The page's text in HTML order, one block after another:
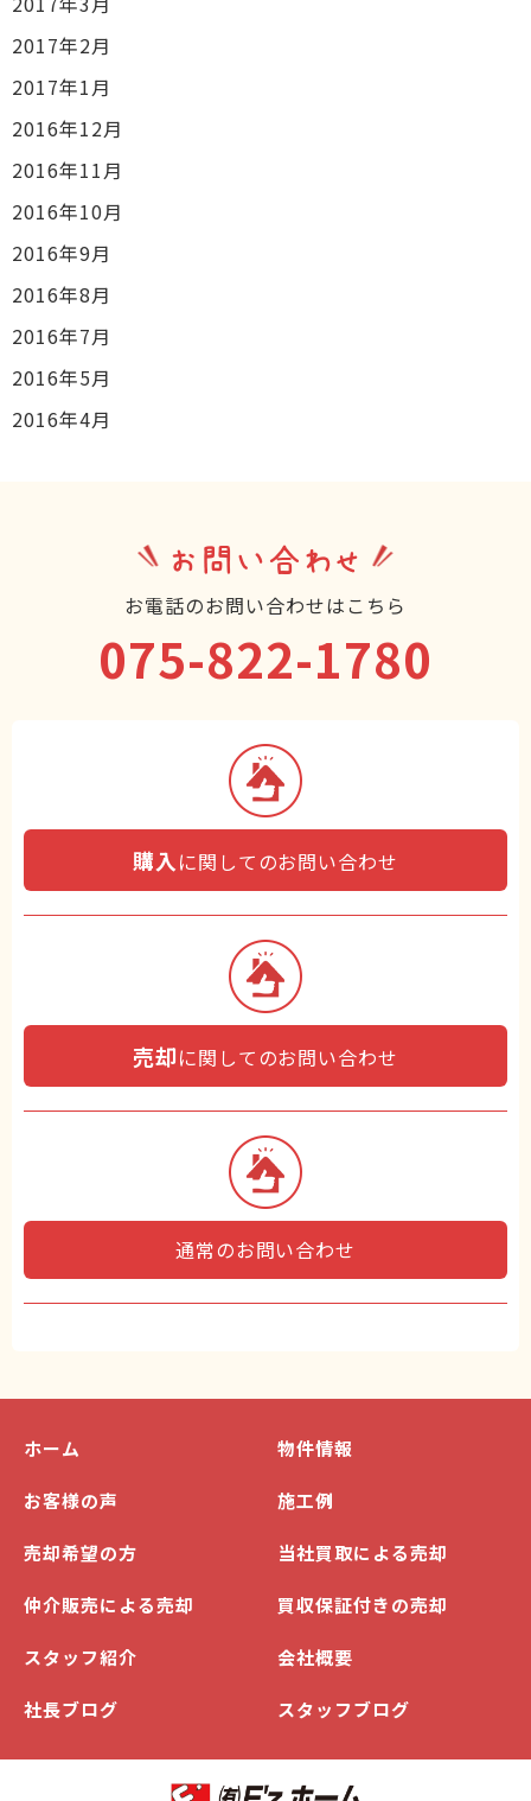
2017年2月
2017年1月
2016年12月
2016年11月
2016年10月
2016年9月
2016年8月
2016年7月
2016年5月
2016年4月
お問い合わせ
お電話のお問い合わせはこちら
075-822-1780
購入 に関してのお問い合わせ
売却に関してのお問い合わせ
通常のお問い合わせ
ホーム 物件情報
お客様の声 施工例
売却希望の方 当社買取による売却
仲介販売による売却 買収保証付きの売却
スタッフ紹介 会社概要
社長ブログ スタッフブログ